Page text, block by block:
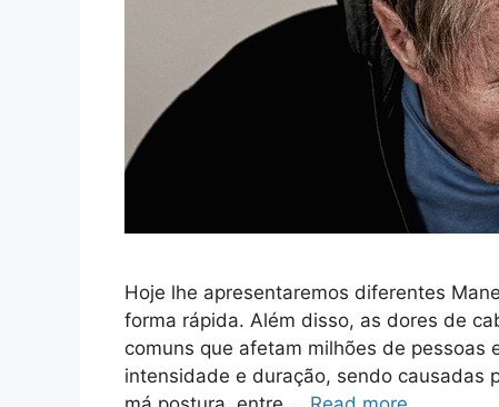
Hoje lhe apresentaremos diferentes
forma rápida. Além disso, as dores de
comuns que afetam milhões de pessoas
intensidade e duração, sendo causadas